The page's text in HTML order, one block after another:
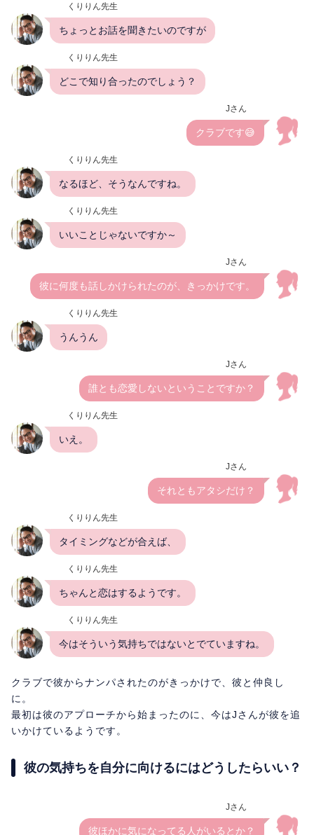
くりりん先生
ちょっとお話を聞きたいのですが
くりりん先生
どこで知り合ったのでしょう？
Jさん
クラブです😅
くりりん先生
なるほど、そうなんですね。
くりりん先生
いいことじゃないですか～
Jさん
彼に何度も話しかけられたのが、きっかけです。
くりりん先生
うんうん
Jさん
誰とも恋愛しないということですか？
くりりん先生
いえ。
Jさん
それともアタシだけ？
くりりん先生
タイミングなどが合えば、
くりりん先生
ちゃんと恋はするようです。
くりりん先生
今はそういう気持ちではないとでていますね。
クラブで彼からナンパされたのがきっかけで、彼と仲良し
に。
最初は彼のアプローチから始まったのに、今はJさんが彼を追
いかけているようです。
彼の気持ちを自分に向けるにはどうしたらいい？
Jさん
彼ほかに気になってる人がいるとか？